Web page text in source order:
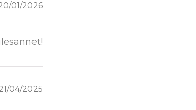
01/2026
04/2025